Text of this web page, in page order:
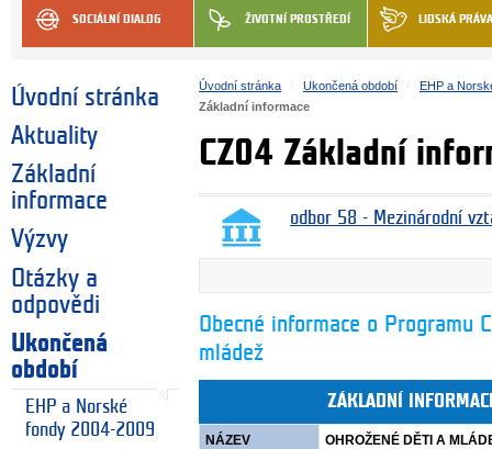
SOCIÁLNÍ DIALOG ŽIVOTNÍ PROSTŘEDÍ LIDSKÁ PRÁVA
Úvodní stránka
Aktuality
Základní
informace
Výzvy
Otázky a
odpovědi
Ukončená
období
EHP a Norské
fondy 2004-2009
Úvodní stránka Ukončená období
EHP a
Základní informace
CZ04 Základní
odbor 58 - Mezinárodní
Obecné informace o Programu
mládež
ZÁKLADNÍ
NÁZEV
OHROŽENÉ DĚTI A